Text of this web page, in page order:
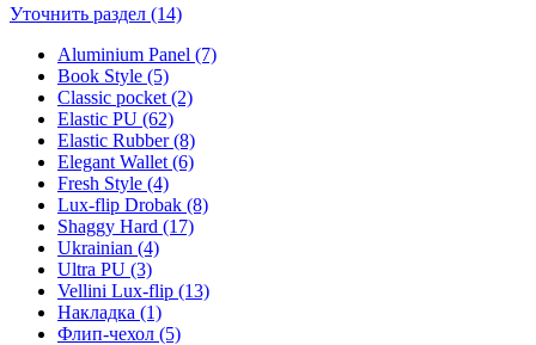
Уточнить раздел (14)
Aluminium Panel (7)
Book Style (5)
Classic pocket (2)
Elastic PU (62)
Elastic Rubber (8)
Elegant Wallet (6)
Fresh Style (4)
Lux-flip Drobak (8)
Shaggy Hard (17)
Ukrainian (4)
Ultra PU (3)
Vellini Lux-flip (13)
Накладка (1)
Флип-чехол (5)